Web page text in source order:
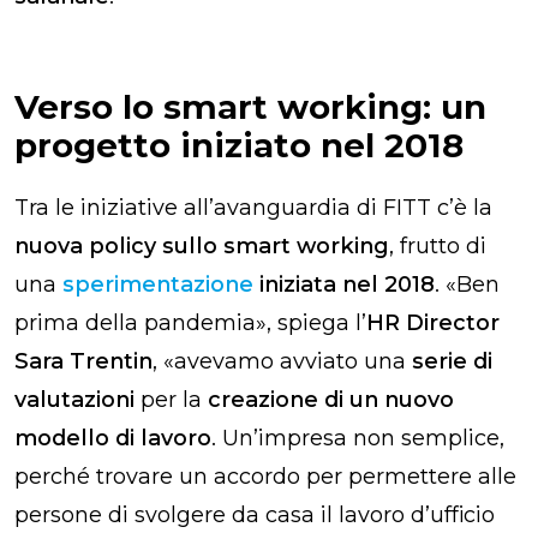
Verso lo smart working: un
progetto iniziato nel 2018
Tra le iniziative all’avanguardia di FITT c’è la
nuova policy sullo smart working, frutto di
una sperimentazione iniziata nel 2018. «Ben
prima della pandemia», spiega l’HR Director
Sara Trentin, «avevamo avviato una serie di
valutazioni per la creazione di un nuovo
modello di lavoro. Un’impresa non semplice,
perché trovare un accordo per permettere alle
persone di svolgere da casa il lavoro d’ufficio